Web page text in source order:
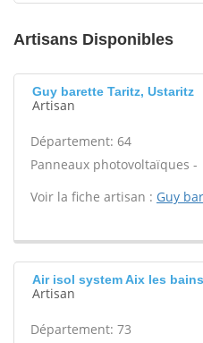
Artisans Disponibles
Guy barette Taritz, Ustaritz
Artisan
Département: 64
Panneaux photovoltaïques -
Voir la fiche artisan : Guy
Air isol system Aix les
Artisan
Département: 73